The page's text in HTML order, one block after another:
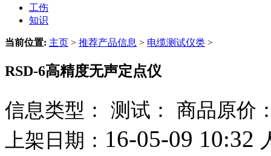
工伤
知识
当前位置: 主页 > 推荐产品信息 > 电缆测试仪类 >
RSD-6高精度无声定点仪
信息类型： 测试：
商品原价
上架日期： 16-05-09 10:32